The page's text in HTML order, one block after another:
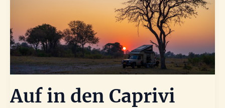
Auf in den Caprivi